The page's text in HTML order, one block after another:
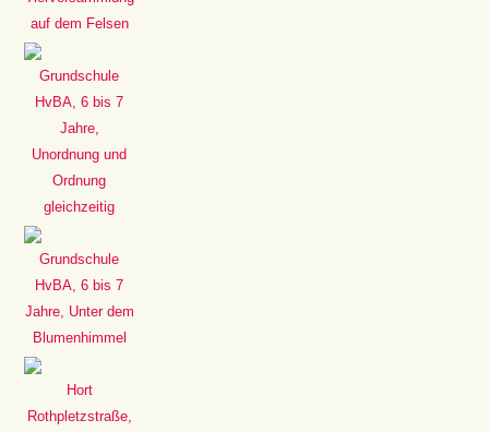
auf dem Felsen
Grundschule
HvBA, 6 bis 7
Jahre,
Unordnung und
Ordnung
gleichzeitig
Grundschule
HvBA, 6 bis 7
Jahre, Unter dem
Blumenhimmel
Hort
Rothpletzstraße,